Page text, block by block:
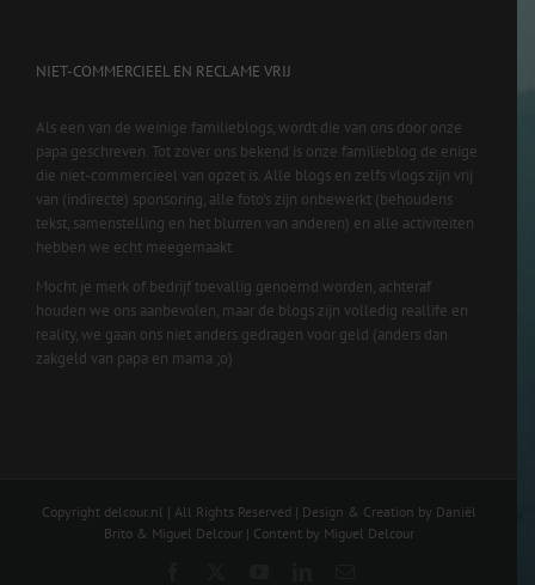
NIET-COMMERCIEEL EN RECLAME VRIJ
Als een van de weinige familieblogs, wordt die van ons door onze
papa geschreven. Tot zover ons bekend is onze familieblog de enige
die niet-commercieel van opzet is. Alle blogs en zelfs vlogs zijn vrij
van (indirecte) sponsoring, alle foto’s zijn onbewerkt (behoudens
tekst, samenstelling en het blurren van anderen) en alle activiteiten
hebben we echt meegemaakt.
Mocht je merk of bedrijf toevallig genoemd worden, achteraf
houden we ons aanbevolen, maar de blogs zijn volledig reallife en
reality, we gaan ons niet anders gedragen voor geld (anders dan
zakgeld van papa en mama ;o)
Copyright delcour.nl | All Rights Reserved | Design & Creation by Daniël
Brito & Miguel Delcour | Content by Miguel Delcour